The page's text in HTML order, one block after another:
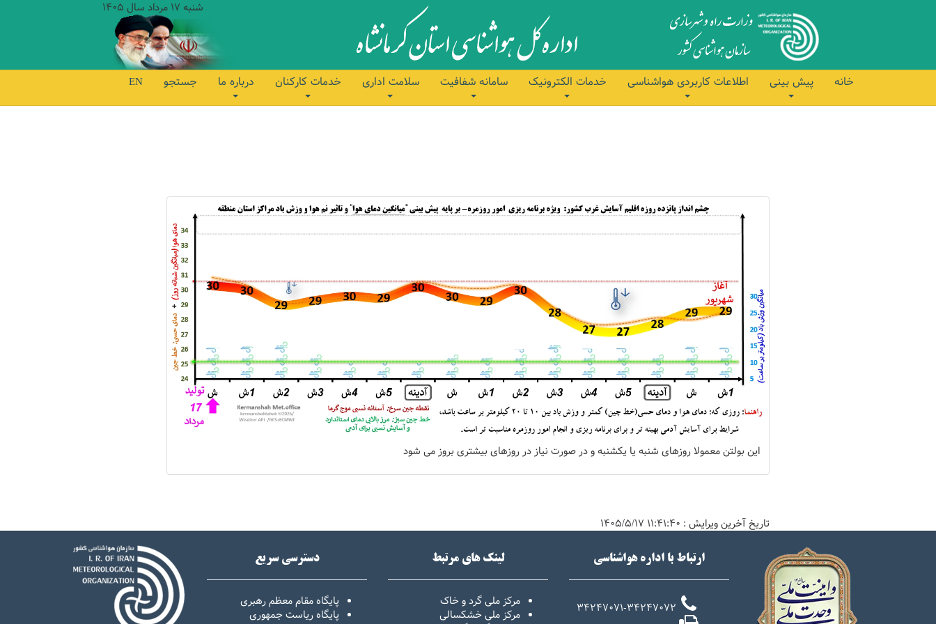
شنبه 17 مرداد سال 1405
خانه پیش بینی اطلاعات کاربردی هواشناسی خدمات الکترونیک سامانه شفافیت سلامت اداری خدمات کارکنان درباره ما جستجو EN
این بولتن معمولا روزهای شنبه یا یکشنبه و در صورت نیاز در روزهای بیشتری بروز می شود
تاریخ آخرین ویرایش : ۱۱:۴۱:۴۰ ۱۴۰۵/۵/۱۷
ارتباط با اداره هواشناسی
34247071-34247072
لینک های مرتبط
مرکز ملی گرد و خاک
مرکز ملی خشکسالی
دسترسی سریع
پایگاه مقام معظم رهبری
پایگاه ریاست جمهوری